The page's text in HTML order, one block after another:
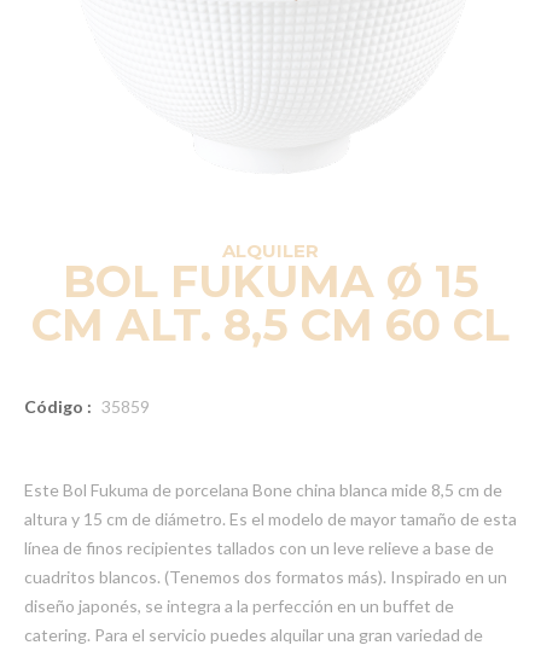
ALQUILER
BOL FUKUMA Ø 15
CM ALT. 8,5 CM 60 CL
Código : 35859
Este Bol Fukuma de porcelana Bone china blanca mide 8,5 cm de
altura y 15 cm de diámetro. Es el modelo de mayor tamaño de esta
línea de finos recipientes tallados con un leve relieve a base de
cuadritos blancos. (Tenemos dos formatos más). Inspirado en un
diseño japonés, se integra a la perfección en un buffet de
catering. Para el servicio puedes alquilar una gran variedad de